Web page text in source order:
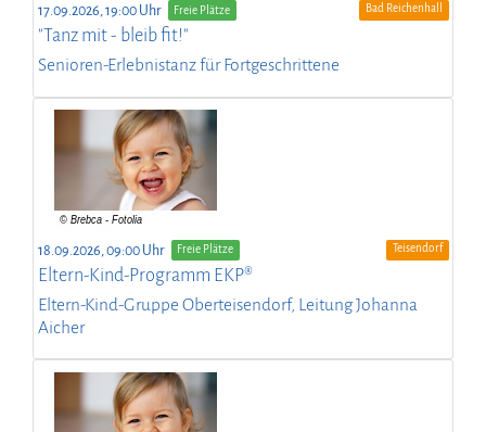
17.09.2026, 19:00 Uhr Freie Plätze Bad Reichenhall
"Tanz mit - bleib fit!"
Senioren-Erlebnistanz für Fortgeschrittene
18.09.2026, 09:00 Uhr Freie Plätze Teisendorf
Eltern-Kind-Programm EKP®
Eltern-Kind-Gruppe Oberteisendorf, Leitung Johanna
Aicher